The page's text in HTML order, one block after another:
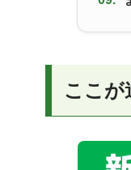
ここが